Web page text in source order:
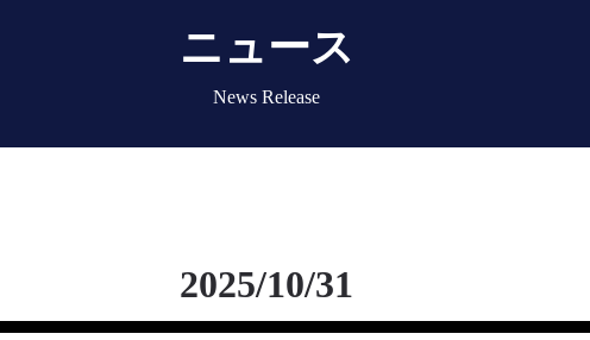
ニュース
News Release
2025/10/31